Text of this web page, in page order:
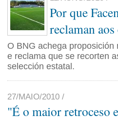
Por que
reclaman
O BNG achega
e reclama que se recorten
selección estatal.
27/MAIO/2010 /
"É o maior retroceso